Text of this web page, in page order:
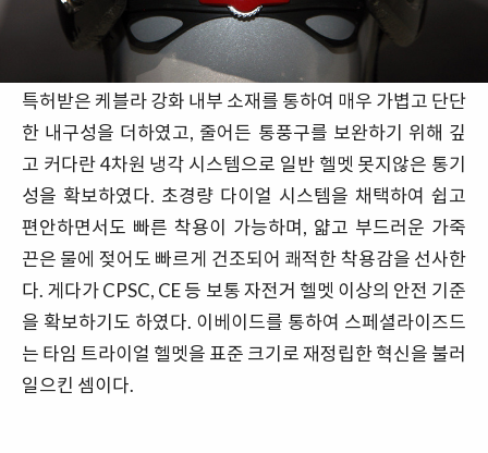
특허받은 케블라 강화 내부 소재를 통하여 매우 가볍고 단단
한 내구성을 더하였고, 줄어든 통풍구를 보완하기 위해 깊
고 커다란 4차원 냉각 시스템으로 일반 헬멧 못지않은 통기
성을 확보하였다. 초경량 다이얼 시스템을 채택하여 쉽고
편안하면서도 빠른 착용이 가능하며, 얇고 부드러운 가죽
끈은 물에 젖어도 빠르게 건조되어 쾌적한 착용감을 선사한
다. 게다가 CPSC, CE 등 보통 자전거 헬멧 이상의 안전 기준
을 확보하기도 하였다. 이베이드를 통하여 스페셜라이즈드
는 타임 트라이얼 헬멧을 표준 크기로 재정립한 혁신을 불러
일으킨 셈이다.